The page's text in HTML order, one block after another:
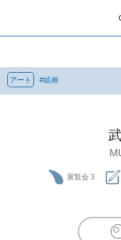
アート #絵画
展覧会 3